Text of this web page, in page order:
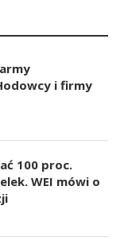
i firmy
100 proc.
WEI mówi o